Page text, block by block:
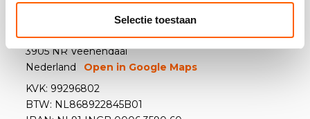
Selectie toestaan
Arbowinkel B.V.
Kazemat 4
3905 NR Veenendaal
Nederland
Open in Google Maps
KVK: 99296802
BTW: NL868922845B01